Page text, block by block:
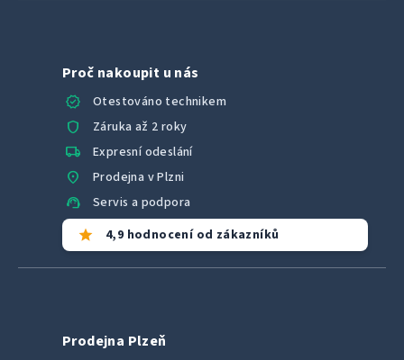
Proč nakoupit u nás
verified
Otestováno technikem
shield Záruka až 2 roky
local_shipping Expresní odeslání
location_on Prodejna v Plzni
support_agent Servis a podpora
star 4,9 hodnocení od zákazníků
Prodejna Plzeň